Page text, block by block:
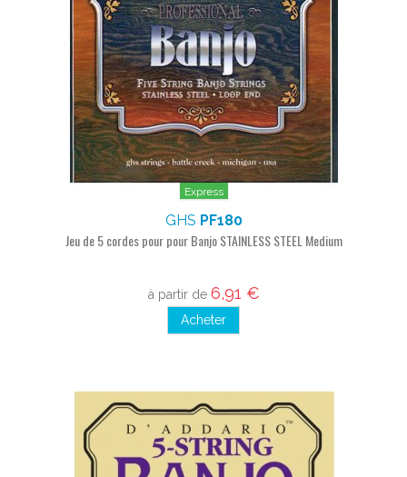
Express
GHS PF180
Jeu de 5 cordes pour pour Banjo STAINLESS STEEL Medium
à partir de 6,91 €
Acheter